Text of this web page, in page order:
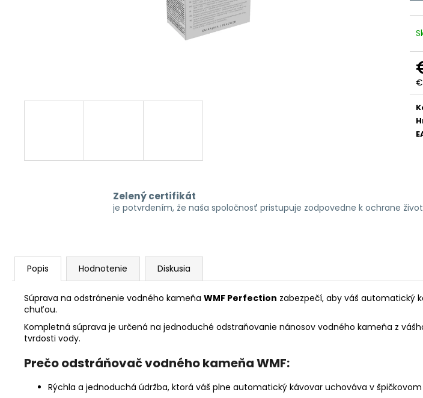
Zelený certifikát
je potvrdením, že naša spoločnosť pristupuje zodpovedne k ochrane
Popis Hodnotenie Diskusia
Súprava na odstránenie vodného kameňa WMF Perfection zabezpečí, aby váš automatický
chuťou.
Kompletná súprava je určená na jednoduché odstraňovanie nánosov vodného kameňa z
tvrdosti vody.
Prečo odstráňovač vodného kameňa WMF:
Rýchla a jednoduchá údržba, ktorá váš plne automatický kávovar uchováva v